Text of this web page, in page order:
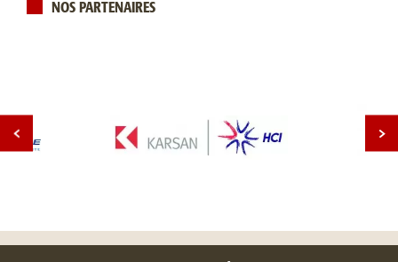
NOS PARTENAIRES